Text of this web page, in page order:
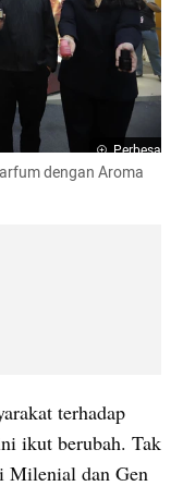
Perbesar
dengan Aroma
ikut berubah. Tak
Milenial dan Gen